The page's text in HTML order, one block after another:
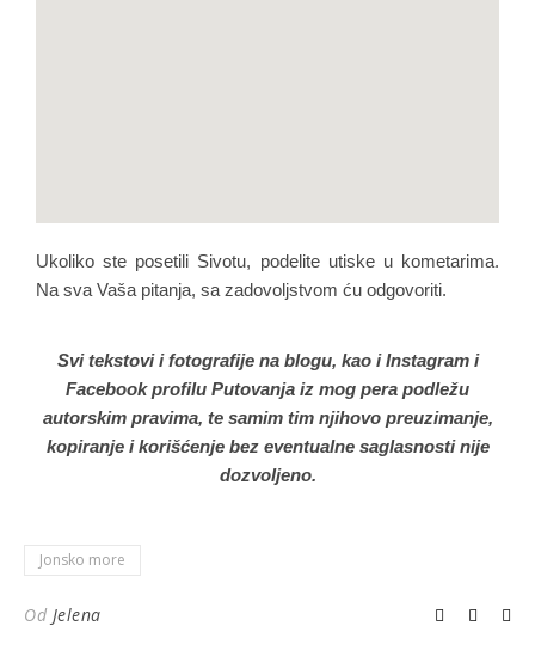
Ukoliko ste posetili Sivotu, podelite utiske u kometarima.
Na sva Vaša pitanja, sa zadovoljstvom ću odgovoriti.
Svi tekstovi i fotografije na blogu, kao i Instagram i
Facebook profilu Putovanja iz mog pera podležu
autorskim pravima, te samim tim njihovo preuzimanje,
kopiranje i korišćenje bez eventualne saglasnosti nije
dozvoljeno.
Jonsko more
Od Jelena